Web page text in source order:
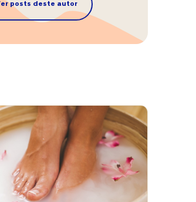
posts deste autor